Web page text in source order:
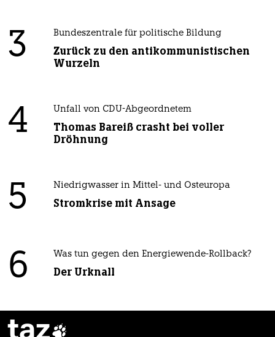
3 Bundeszentrale für politische Bildung
Zurück zu den antikommunistischen
Wurzeln
4 Unfall von CDU-Abgeordnetem
Thomas Bareiß crasht bei voller
Dröhnung
5 Niedrigwasser in Mittel- und Osteuropa
Stromkrise mit Ansage
6 Was tun gegen den Energiewende-Rollback?
Der Urknall
taz